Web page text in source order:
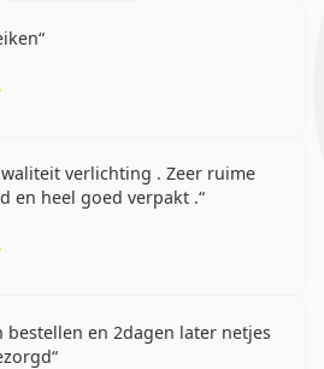
verlichting . Zeer ruime
en heel goed verpakt .
bestellen en 2dagen later netjes